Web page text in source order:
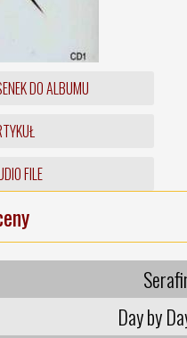
DO ALBUMU
FILE
Day by